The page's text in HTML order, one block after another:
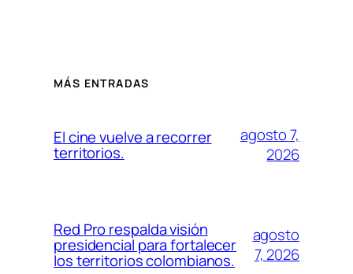
MÁS ENTRADAS
El cine vuelve a recorrer
territorios.
agosto 7,
2026
Red Pro respalda visión
presidencial para fortalecer
los territorios colombianos.
agosto
7, 2026